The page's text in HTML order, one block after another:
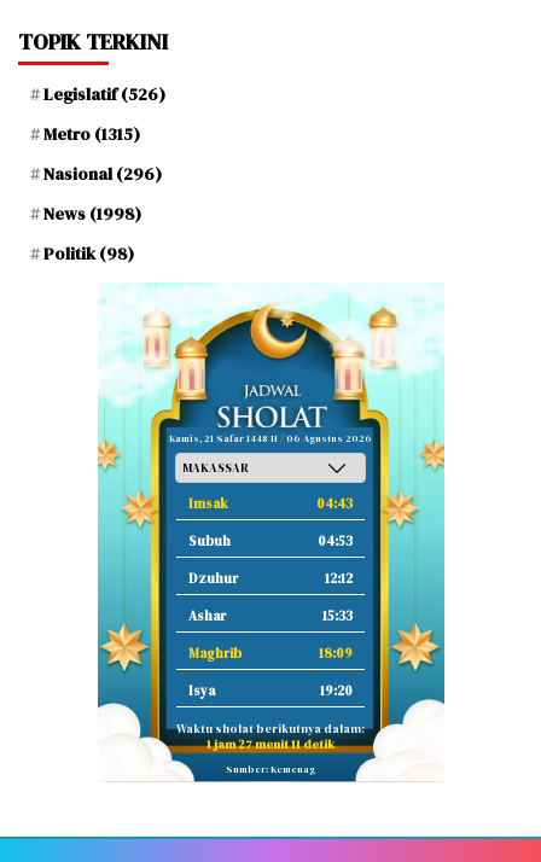
TOPIK TERKINI
Legislatif(526)
Metro (1315)
Nasional(296)
News (1998)
Politik(98)
Kamis, 21 Safar 1448 H / 06 Agustus 2026
Imsak 04:43
Subuh 04:53
Dzuhur 12:12
Ashar 15:33
Maghrib 18:09
Isya 19:20
Waktu sholat berikutnya dalam:
1 jam 27 menit 10 detik
Sumber: Kemenag